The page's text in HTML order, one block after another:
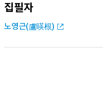
집필자
노영근(盧暎根)